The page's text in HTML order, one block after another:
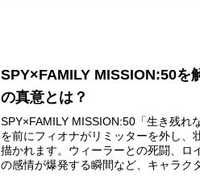
SPY×FAMILY MISSION:50を
の真意とは？
SPY×FAMILY MISSION:50「生き残れ
を前にフィオナがリミッターを外し、
描かれます。ウィーラーとの死闘、ロ
の感情が爆発する瞬間など、キャラク